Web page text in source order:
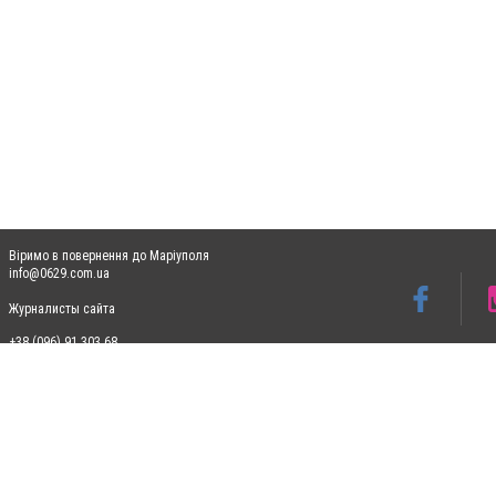
Віримо в повернення до Маріуполя
info@0629.com.ua
Журналисты сайта
+38 (096) 91 303 68